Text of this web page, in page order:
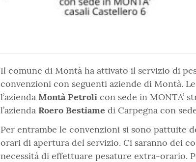
Il comune di Montà ha attivato il servizio di
convenzioni con seguenti aziende di Montà.
l’azienda Montà Petroli con sede in MONTA’
l’azienda Roero Bestiame di Carpegna con
Per entrambe le convenzioni si sono pattuite
orari di apertura del servizio. Ci saranno dei
necessità di effettuare pesature extra-orario.